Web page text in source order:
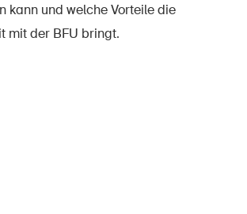
kann und welche Vorteile die
mit der BFU bringt.